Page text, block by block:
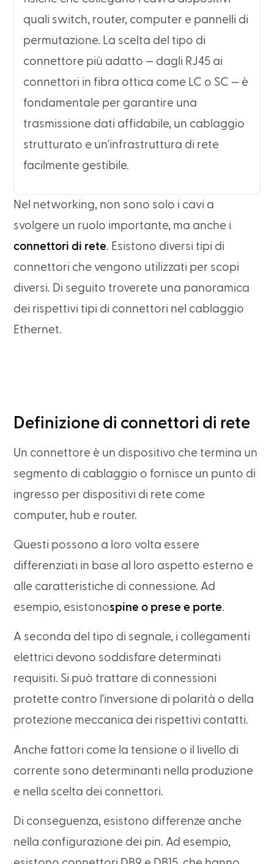
quali switch, router, computer e pannelli di
permutazione. La scelta del tipo di
connettore più adatto — dagli RJ45 ai
connettori in fibra ottica come LC o SC — è
fondamentale per garantire una
trasmissione dati affidabile, un cablaggio
strutturato e un'infrastruttura di rete
facilmente gestibile.
Nel networking, non sono solo i cavi a
svolgere un ruolo importante, ma anche i
connettori di rete. Esistono diversi tipi di
connettori che vengono utilizzati per scopi
diversi. Di seguito troverete una panoramica
dei rispettivi tipi di connettori nel cablaggio
Ethernet.
Definizione di connettori di rete
Un connettore è un dispositivo che termina un
segmento di cablaggio o fornisce un punto di
ingresso per dispositivi di rete come
computer, hub e router.
Questi possono a loro volta essere
differenziati in base al loro aspetto esterno e
alle caratteristiche di connessione. Ad
esempio, esistonospine o prese e porte.
A seconda del tipo di segnale, i collegamenti
elettrici devono soddisfare determinati
requisiti. Si può trattare di connessioni
protette contro l'inversione di polarità o della
protezione meccanica dei rispettivi contatti.
Anche fattori come la tensione o il livello di
corrente sono determinanti nella produzione
e nella scelta dei connettori.
Di conseguenza, esistono differenze anche
nella configurazione dei pin. Ad esempio,